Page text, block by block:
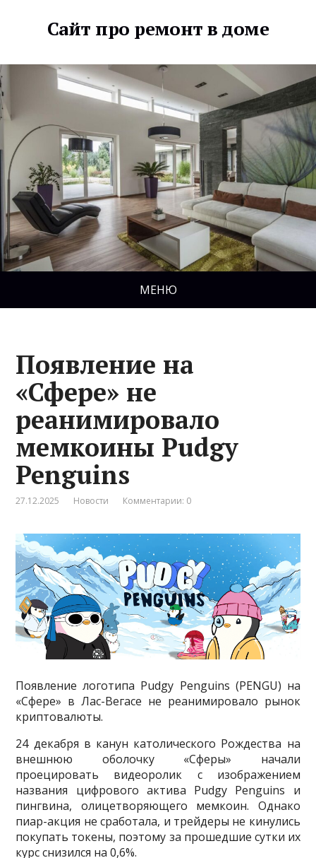
Сайт про ремонт в доме
МЕНЮ
Появление на
«Сфере» не
реанимировало
мемкоины Pudgy
Penguins
27.12.2025 Новости Комментарии: 0
Появление логотипа Pudgy Penguins (PENGU) на
«Сфере» в Лас-Вегасе не реанимировало рынок
криптовалюты.
24 декабря в канун католического Рождества на
внешнюю оболочку «Сферы» начали
проецировать видеоролик с изображением
названия цифрового актива Pudgy Penguins и
пингвина, олицетворяющего мемкоин. Однако
пиар-акция не сработала, и трейдеры не кинулись
покупать токены, поэтому за прошедшие сутки их
курс снизился на 0,6%.